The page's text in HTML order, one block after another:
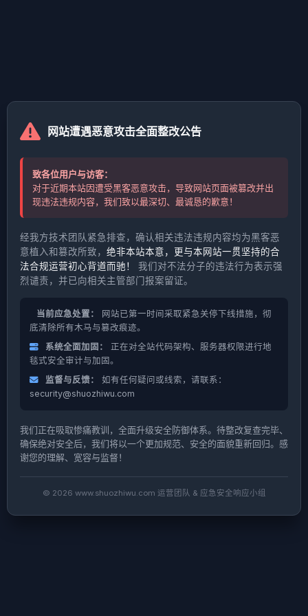
网站遭遇恶意攻击全面整改公告
致各位用户与访客：
对于近期本站因遭受黑客恶意攻击，导致网站页面被篡改并出
现违法违规内容，我们致以最深切、最诚恳的歉意！
经我方技术团队紧急排查，确认相关违法违规内容均为黑客恶
意植入和篡改所致， 绝非本站本意，更与本网站一贯坚持的合
法合规运营初心背道而驰！
我们对不法分子的违法行为表示强
烈谴责，并已向相关主管部门报案留证。
当前应急处置：
网站已第一时间采取紧急关停下线措施，彻
底清除所有木马与篡改痕迹。
系统全面加固：
正在对全站代码架构、服务器权限进行地
毯式安全审计与加固。
监督与反馈：
如有任何疑问或线索，请联系：
security@shuozhiwu.com
我们正在吸取惨痛教训，全面升级安全防御体系。待整改复查完毕、
确保绝对安全后，我们将以一个更加规范、安全的面貌重新回归。感
谢您的理解、宽容与监督！
© 2026 www.shuozhiwu.com 运营团队 & 应急安全响应小组